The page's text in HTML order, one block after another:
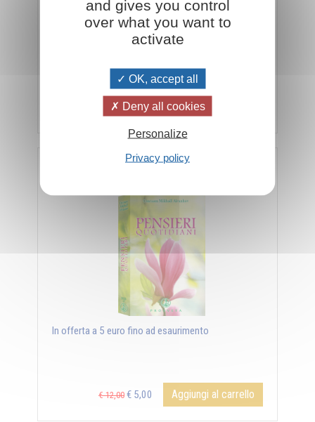
In offerta a 5 euro fino ad esaurimento
€ 12,00€ 5,00 Aggiungi al carrello
In offerta a 5 euro fino ad esaurimento
€ 12,00 € 5,00 Aggiungi al carrello
and gives you control
over what you want to
activate
OK, accept all
Deny all cookies
Personalize
Privacy policy